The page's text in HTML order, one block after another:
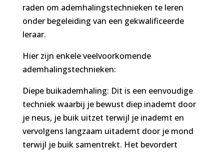
raden om ademhalingstechnieken te leren
onder begeleiding van een gekwalificeerde
leraar.
Hier zijn enkele veelvoorkomende
ademhalingstechnieken:
Diepe buikademhaling: Dit is een eenvoudige
techniek waarbij je bewust diep inademt door
je neus, je buik uitzet terwijl je inademt en
vervolgens langzaam uitademt door je mond
terwijl je buik samentrekt. Het bevordert